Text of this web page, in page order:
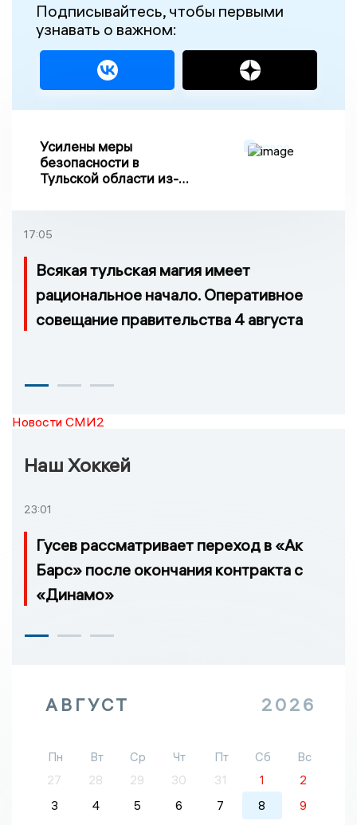
Подписывайтесь, чтобы первыми
узнавать о важном:
Усилены меры
безопасности в
Тульской области из-за
17:05
Всякая тульская магия имеет
рациональное начало. Оперативное
совещание правительства 4 августа
Новости СМИ2
Наш Хоккей
23:01
Гусев рассматривает переход в «Ак
Барс» после окончания контракта с
«Динамо»
АВГУСТ 2026
Пн Вт Ср Чт Пт Сб
Вс
27
28 29 30 31 1
2
3
4 5 6 7 8
9